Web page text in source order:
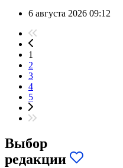
6 августа 2026 09:12
1
2
3
4
5
Выбор
редакции